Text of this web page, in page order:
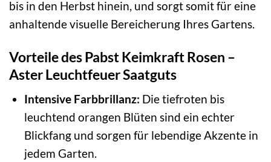
bis in den Herbst hinein, und sorgt somit für eine
anhaltende visuelle Bereicherung Ihres Gartens.
Vorteile des Pabst Keimkraft Rosen –
Aster Leuchtfeuer Saatguts
Intensive Farbbrillanz: Die tiefroten bis
leuchtend orangen Blüten sind ein echter
Blickfang und sorgen für lebendige Akzente in
jedem Garten.